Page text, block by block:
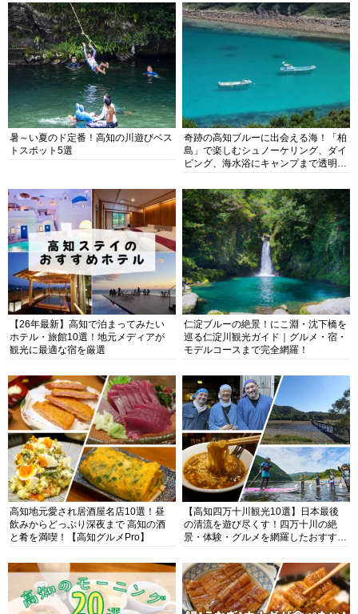
暑～い夏のド定番！高知の川遊びベス
トスポット5選
奇跡の高知ブルーに出会える海！「柏
島」で楽しむシュノーケリング、ダイ
ビング、海水浴にキャンプまで透明度
【26年最新】高知で泊まってみたい
ホテル・旅館10選！地元メディアが
観光に最適な宿を厳選
仁淀ブルーの絶景！にこ淵・沈下橋を
巡る仁淀川観光ガイド｜グルメ・宿・
モデルコースまで完全網羅！
高知地元愛され居酒屋名店10選！昼
飲みからどっぷり深夜まで 高知の酒
と肴を満喫！【高知グルメPro】
【高知四万十川観光10選】日本最後
の清流を遊び尽くす！四万十川の絶
景・体験・グルメを網羅したおすすめ